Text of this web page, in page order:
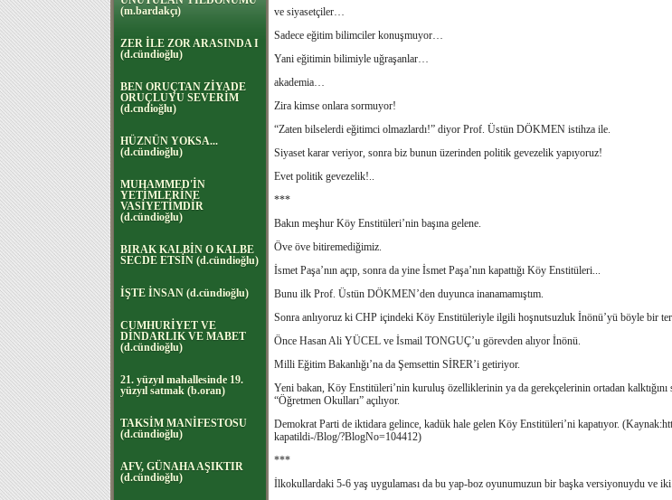
(m.bardakçı)
ZER İLE ZOR ARASINDA I
(d.cündioğlu)
BEN ORUÇTAN ZİYADE
ORUÇLUYU SEVERİM
(d.cndioğlu)
HÜZNÜN YOKSA...
(d.cündioğlu)
MUHAMMED'İN
YETİMLERİNE
VASİYETİMDİR
(d.cündioğlu)
BIRAK KALBİN O KALBE
SECDE ETSİN (d.cündioğlu)
İŞTE İNSAN (d.cündioğlu)
CUMHURİYET VE
DİNDARLIK VE MABET
(d.cündioğlu)
21. yüzyıl mahallesinde 19.
yüzyıl satmak (b.oran)
TAKSİM MANİFESTOSU
(d.cündioğlu)
AFV, GÜNAHA AŞIKTIR
(d.cündioğlu)
ve siyasetçiler…
Sadece eğitim bilimciler konuşmuyor…
Yani eğitimin bilimiyle uğraşanlar…
akademia…
Zira kimse onlara sormuyor!
“Zaten bilselerdi eğitimci olmazlardı!” diyor Prof. Üstün DÖKMEN istihza ile.
Siyaset karar veriyor, sonra biz bunun üzerinden politik gevezelik yapıyoruz!
Evet politik gevezelik!..
***
Bakın meşhur Köy Enstitüleri’nin başına gelene.
Öve öve bitiremediğimiz.
İsmet Paşa’nın açıp, sonra da yine İsmet Paşa’nın kapattığı Köy Enstitüleri...
Bunu ilk Prof. Üstün DÖKMEN’den duyunca inanamamıştım.
Sonra anlıyoruz ki CHP içindeki Köy Enstitüleriyle ilgili hoşnutsuzluk İnönü’yü böyle bir
Önce Hasan Ali YÜCEL ve İsmail TONGUÇ’u görevden alıyor İnönü.
Milli Eğitim Bakanlığı’na da Şemsettin SİRER’i getiriyor.
Yeni bakan, Köy Enstitüleri’nin kuruluş özelliklerinin ya da gerekçelerinin ortadan
“Öğretmen Okulları” açılıyor.
Demokrat Parti de iktidara gelince, kadük hale gelen Köy Enstitüleri’ni kapatıyor.
kapatildi-/Blog/?BlogNo=104412)
***
İlkokullardaki 5-6 yaş uygulaması da bu yap-boz oyunumuzun bir başka versiyonuydu ve iki